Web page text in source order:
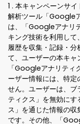
1 . 本キャンペーンサ
解析ツール「Google
は、「Googleアナリ
キング技術を利用し
履歴を収集・記録・
て、ユーザーの本キャ
「Googleアナリティ
ーザー情報には、特
せん。ユーザーは、
ティクス」を無効に
ス」を通じた情報の
です。その他、「